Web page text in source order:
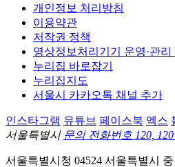
개인정보 처리방침
이용약관
저작권 정책
영상정보처리기기 운영·관리
누리집 바로잡기
누리집지도
서울시 카카오톡 채널 추가
인스타그램 유튜브 페이스북 엑스
서울특별시 문의 전화번호 120,
서울특별시청 04524 서울특별시